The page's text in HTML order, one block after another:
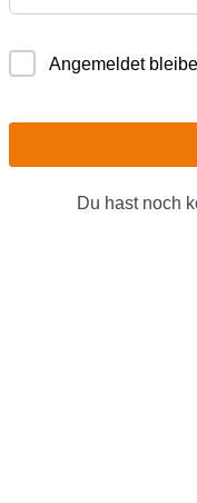
Angemeldet
Du hast noch